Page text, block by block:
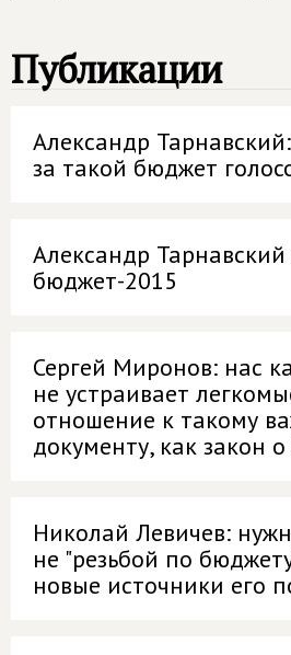
Публикации
Александр
за такой бюджет
Александр
бюджет-2015
Сергей Миронов: нас
не устраивает
отношение к такому
документу, как закон
Николай Левичев:
не "резьбой по
новые источники его